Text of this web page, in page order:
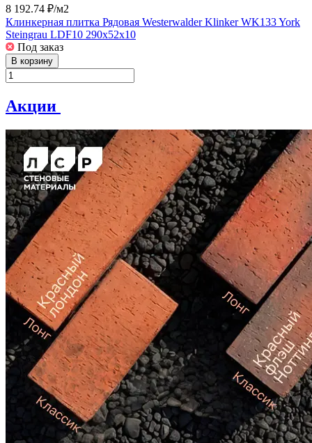
8 192.74 ₽/м2
Клинкерная плитка Рядовая Westerwalder Klinker WK133 York
Steingrau LDF10 290x52x10
Под заказ
В корзину
Акции